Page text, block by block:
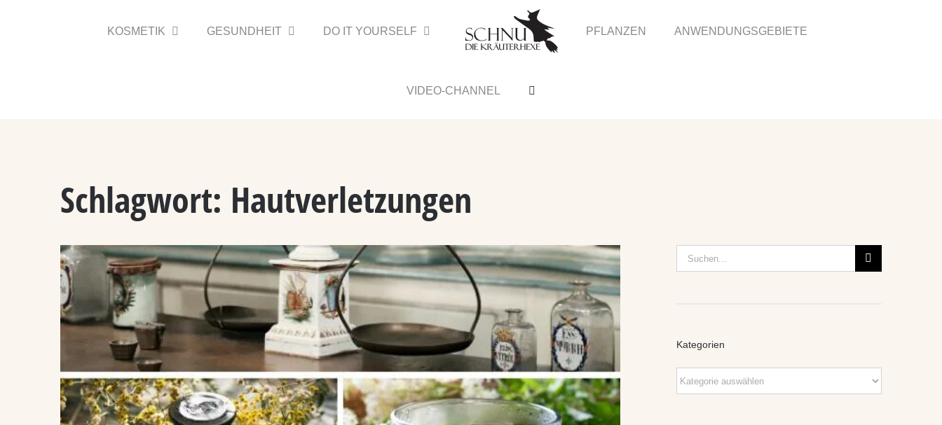
KOSMETIK GESUNDHEIT DO IT YOURSELF PFLANZEN ANWENDUNGSGEBIETE
VIDEO-CHANNEL
Schlagwort: Hautverletzungen
Suche
nach:
Kategorien
Kategorien